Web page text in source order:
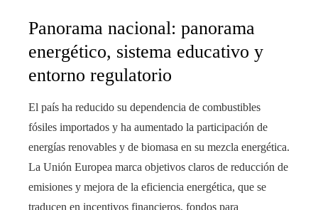
Panorama nacional: panorama
energético, sistema educativo y
entorno regulatorio
El país ha reducido su dependencia de combustibles
fósiles importados y ha aumentado la participación de
energías renovables y de biomasa en su mezcla energética.
La Unión Europea marca objetivos claros de reducción de
emisiones y mejora de la eficiencia energética, que se
traducen en incentivos financieros, fondos para